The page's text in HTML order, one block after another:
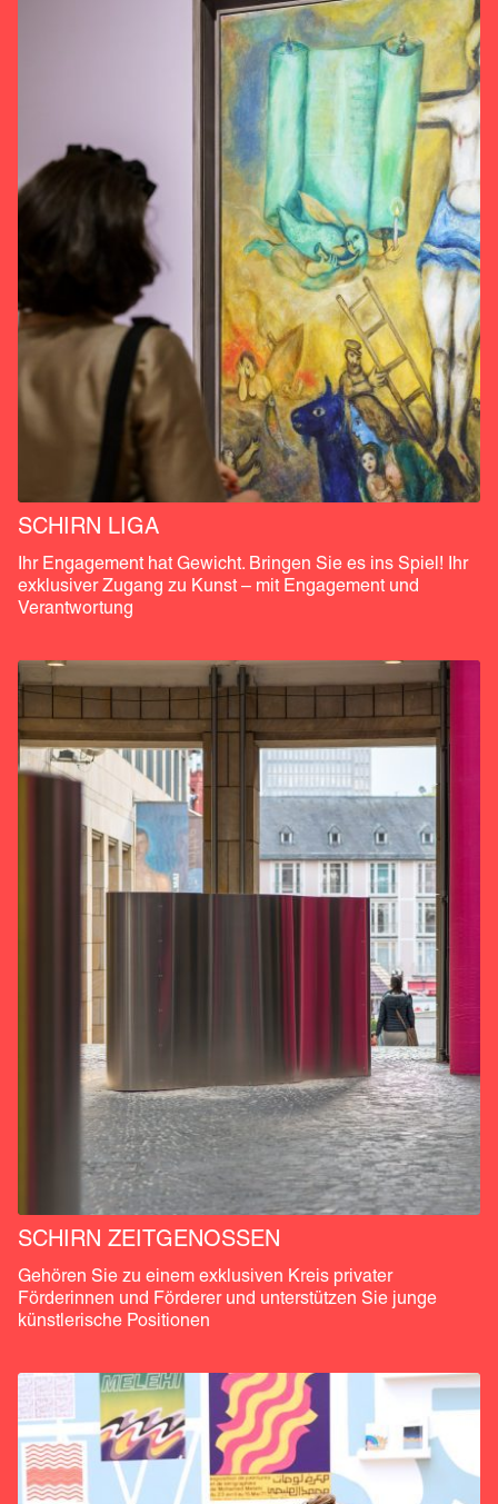
SCHIRN LIGA
Ihr Engagement hat Gewicht. Bringen Sie es ins Spiel! Ihr
exklusiver Zugang zu Kunst – mit Engagement und
Verantwortung
SCHIRN ZEITGENOSSEN
Gehören Sie zu einem exklusiven Kreis privater
Förderinnen und Förderer und unterstützen Sie junge
künstlerische Positionen